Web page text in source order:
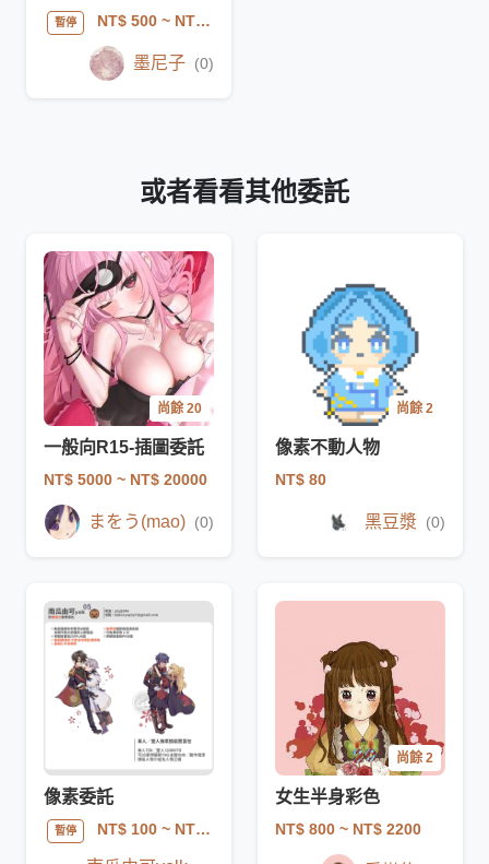
暫停 NT$ 500~ NT$ 1000
墨尼子 (0)
或者看看其他委託
尚餘 20
一般向R15-插圖委託
NT$ 5000 ~ NT$ 20000
まをう(mao) (0)
尚餘 2
像素不動人物
NT$ 80
黑豆漿 (0)
像素委託
暫停 NT$ 100~ NT$ 10000
尚餘 2
女生半身彩色
NT$ 800 ~ NT$ 2200